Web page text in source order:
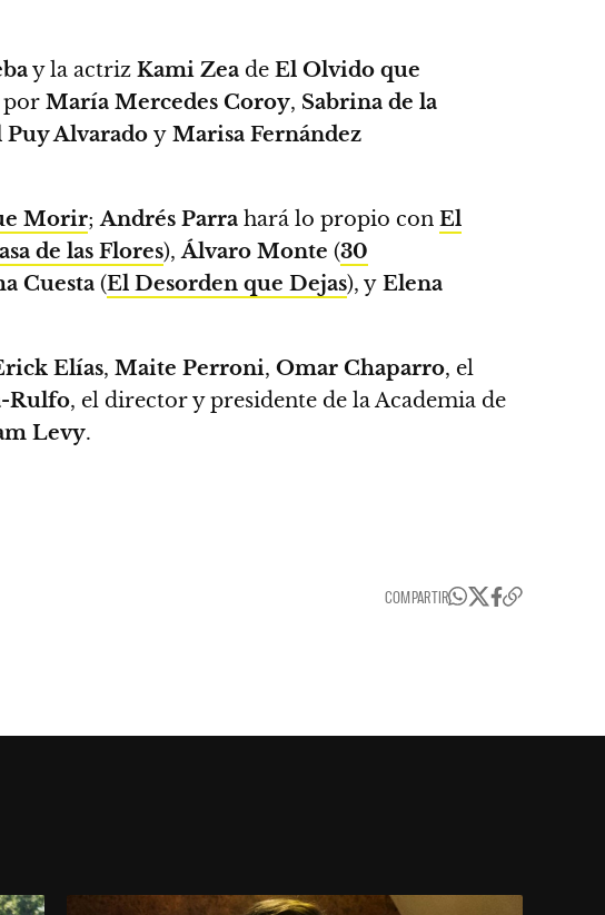
y la actriz Kami Zea de El Olvido que
por María Mercedes Coroy, Sabrina de la
Alvarado y Marisa Fernández
Morir;Andrés Parra hará lo propio con El
de las Flores),Álvaro Monte (30
Cuesta (El Desorden que Dejas), y Elena
Elías, Maite Perroni, Omar Chaparro, el
Rulfo, el director y presidente de la Academia de
Levy.
COMPARTIR